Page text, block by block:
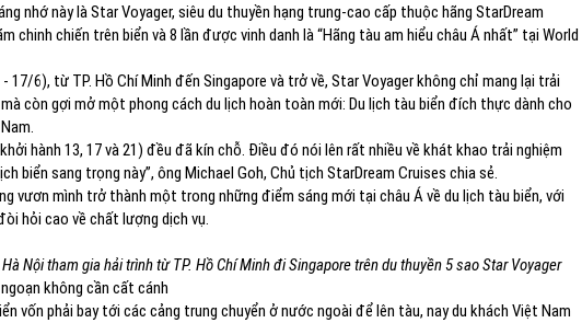
nhớ này là Star Voyager, siêu du thuyền hạng trung-cao cấp thuộc hãng StarDream
chinh chiến trên biển và 8 lần được vinh danh là “Hãng tàu am hiểu châu Á nhất” tại World
17/6), từ TP. Hồ Chí Minh đến Singapore và trở về, Star Voyager không chỉ mang lại trải
còn gợi mở một phong cách du lịch hoàn toàn mới: Du lịch tàu biển đích thực dành cho
hành 13, 17 và 21) đều đã kín chỗ. Điều đó nói lên rất nhiều về khát khao trải nghiệm
biển sang trọng này”, ông Michael Goh, Chủ tịch StarDream Cruises chia sẻ.
vươn mình trở thành một trong những điểm sáng mới tại châu Á về du lịch tàu biển, với
hỏi cao về chất lượng dịch vụ.
Nội tham gia hải trình từ TP. Hồ Chí Minh đi Singapore trên du thuyền 5 sao Star Voyager
không cần cất cánh
vốn phải bay tới các cảng trung chuyển ở nước ngoài để lên tàu, nay du khách Việt Nam